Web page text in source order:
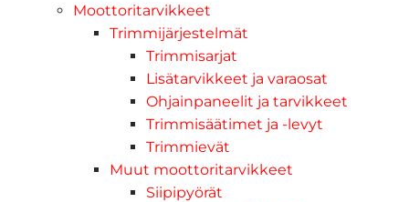
Moottoritarvikkeet
Trimmijärjestelmät
Trimmisarjat
Lisätarvikkeet ja varaosat
Ohjainpaneelit ja tarvikkeet
Trimmisäätimet ja -levyt
Trimmievät
Muut moottoritarvikkeet
Siipipyörät